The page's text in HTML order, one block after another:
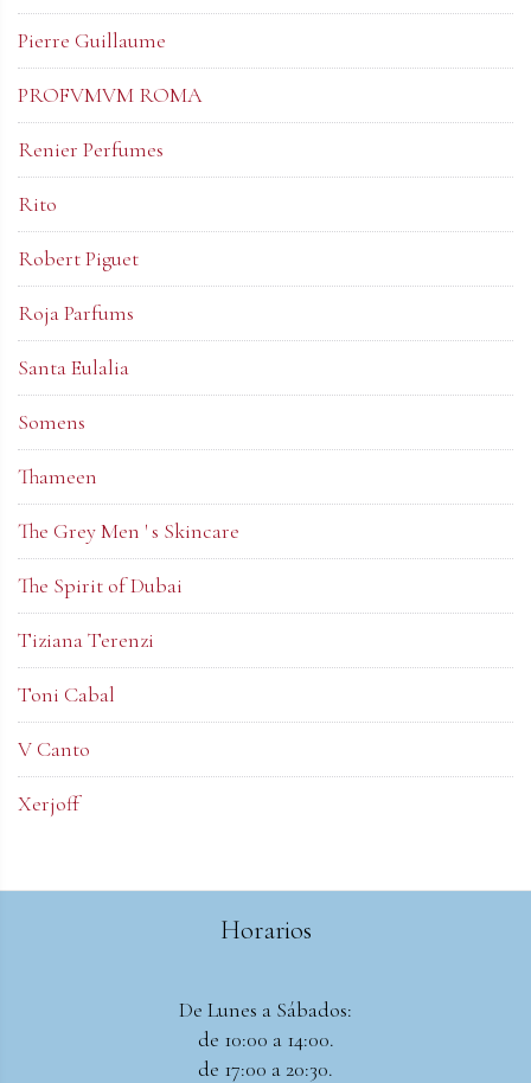
Pierre Guillaume
PROFVMVM ROMA
Renier Perfumes
Rito
Robert Piguet
Roja Parfums
Santa Eulalia
Somens
Thameen
The Grey Men ' s Skincare
The Spirit of Dubai
Tiziana Terenzi
Toni Cabal
V Canto
Xerjoff
Horarios
De Lunes a Sábados:
de 10:00 a 14:00.
de 17:00 a 20:30.